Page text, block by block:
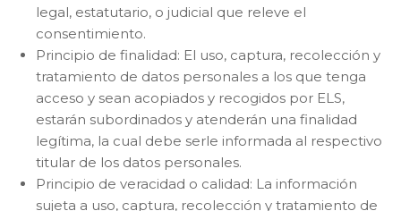
legal, estatutario, o judicial que releve el
consentimiento.
Principio de finalidad: El uso, captura, recolección y
tratamiento de datos personales a los que tenga
acceso y sean acopiados y recogidos por ELS,
estarán subordinados y atenderán una finalidad
legítima, la cual debe serle informada al respectivo
titular de los datos personales.
Principio de veracidad o calidad: La información
sujeta a uso, captura, recolección y tratamiento de